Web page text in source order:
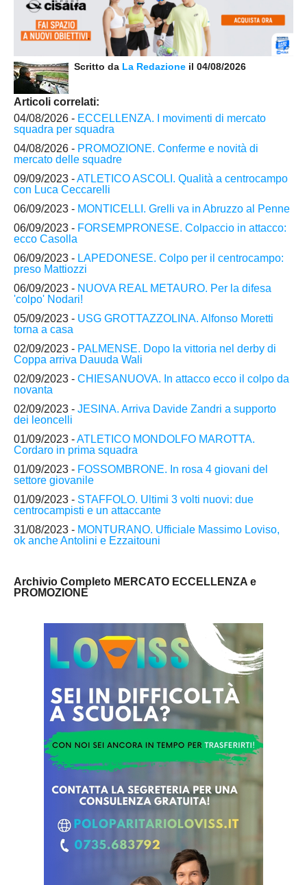
Scritto da La Redazione il 04/08/2026
Articoli correlati:
04/08/2026 - ECCELLENZA. I movimenti di mercato
squadra per squadra
04/08/2026 - PROMOZIONE. Conferme e novità di
mercato delle squadre
09/09/2023 -ATLETICO ASCOLI. Qualità a centrocampo
con Luca Ceccarelli
06/09/2023 - MONTICELLI. Grelli va in Abruzzo al Penne
06/09/2023 - FORSEMPRONESE. Colpaccio in attacco:
ecco Casolla
06/09/2023 - LAPEDONESE. Colpo per il centrocampo:
preso Mattiozzi
06/09/2023 - NUOVA REAL METAURO. Per la difesa
'colpo' Nodari!
05/09/2023 - USG GROTTAZZOLINA. Alfonso Moretti
torna a casa
02/09/2023 - PALMENSE. Dopo la vittoria nel derby di
Coppa arriva Dauuda Wali
02/09/2023 - CHIESANUOVA. In attacco ecco il colpo da
novanta
02/09/2023 - JESINA. Arriva Davide Zandri a supporto
dei leoncelli
01/09/2023 -ATLETICO MONDOLFO MAROTTA.
Cordaro in prima squadra
01/09/2023 - FOSSOMBRONE. In rosa 4 giovani del
settore giovanile
01/09/2023 - STAFFOLO. Ultimi 3 volti nuovi: due
centrocampisti e un attaccante
31/08/2023 - MONTURANO. Ufficiale Massimo Loviso,
ok anche Antolini e Ezzaitouni
Archivio Completo MERCATO ECCELLENZA e
PROMOZIONE